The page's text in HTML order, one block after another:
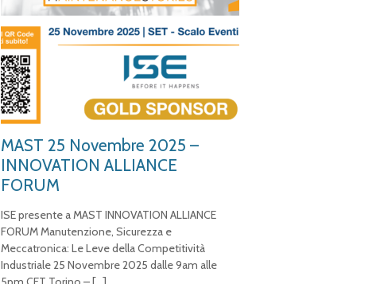
MAST 25 Novembre 2025 –
INNOVATION ALLIANCE
FORUM
ISE presente a MAST INNOVATION ALLIANCE
FORUM Manutenzione, Sicurezza e
Meccatronica: Le Leve della Competitività
Industriale 25 Novembre 2025 dalle 9am alle